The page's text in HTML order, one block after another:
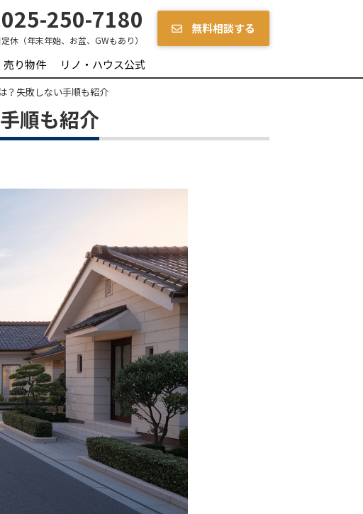
025-250-7180
休（年末年始、お盆、GWもあり）
無料相談する
売り物件 リノ・ハウス公式
？失敗しない手順も紹介
順も紹介